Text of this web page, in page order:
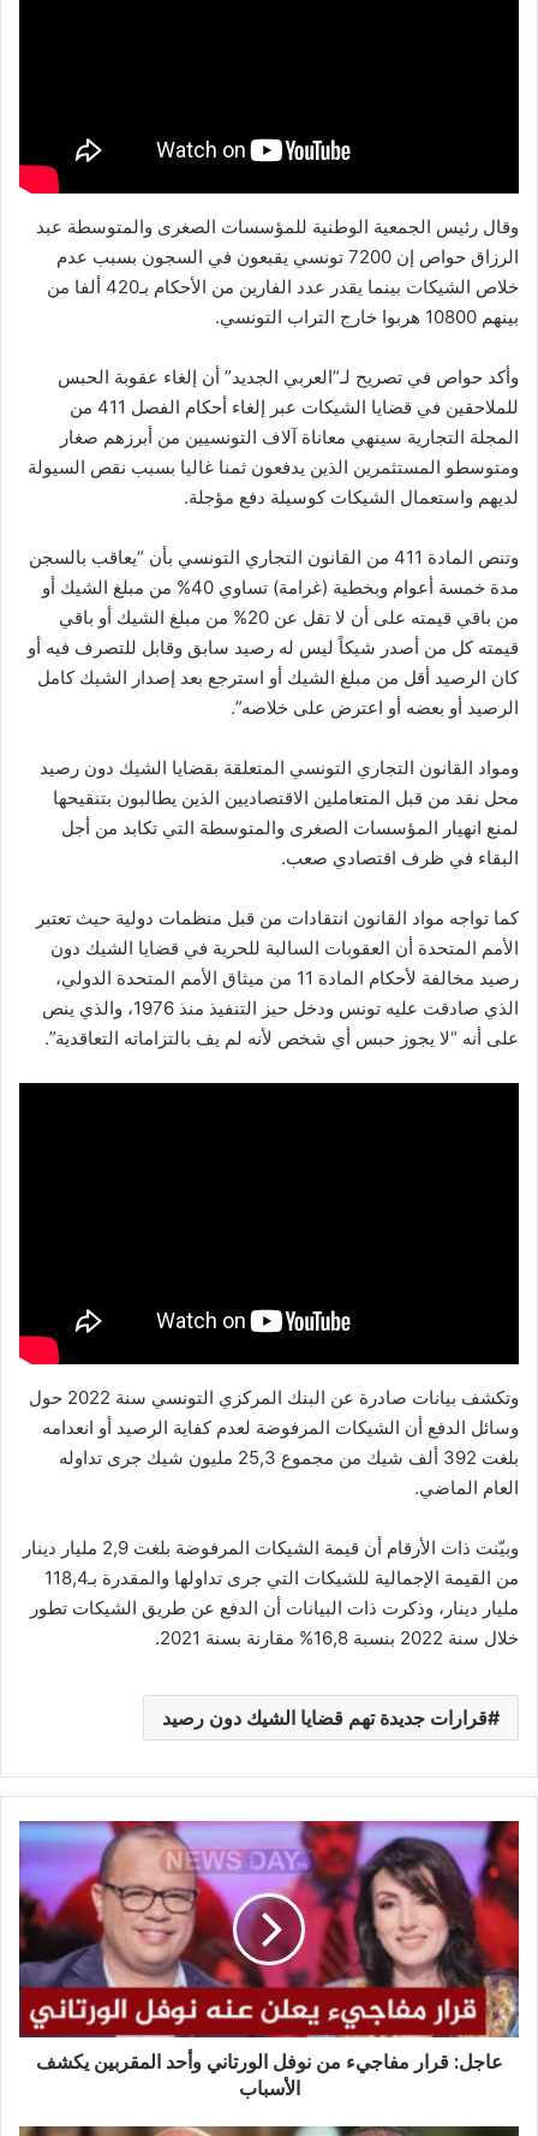
وقال رئيس الجمعية الوطنية للمؤسسات الصغرى والمتوسطة عبد
الرزاق حواص إن 7200 تونسي يقبعون في السجون بسبب عدم
خلاص الشيكات بينما يقدر عدد الفارين من الأحكام بـ420 ألفا من
بينهم 10800 هربوا خارج التراب التونسي.
وأكد حواص في تصريح لـ”العربي الجديد” أن إلغاء عقوبة الحبس
للملاحقين في قضايا الشيكات عبر إلغاء أحكام الفصل 411 من
المجلة التجارية سينهي معاناة آلاف التونسيين من أبرزهم صغار
ومتوسطو المستثمرين الذين يدفعون ثمنا غاليا بسبب نقص السيولة
لديهم واستعمال الشيكات كوسيلة دفع مؤجلة.
وتنص المادة 411 من القانون التجاري التونسي بأن “يعاقب بالسجن
مدة خمسة أعوام وبخطية (غرامة) تساوي 40% من مبلغ الشيك أو
من باقي قيمته على أن لا تقل عن 20% من مبلغ الشيك أو باقي
قيمته كل من أصدر شيكاً ليس له رصيد سابق وقابل للتصرف فيه أو
كان الرصيد أقل من مبلغ الشيك أو استرجع بعد إصدار الشيك كامل
الرصيد أو بعضه أو اعترض على خلاصه”.
ومواد القانون التجاري التونسي المتعلقة بقضايا الشيك دون رصيد
محل نقد من قبل المتعاملين الاقتصاديين الذين يطالبون بتنقيحها
لمنع انهيار المؤسسات الصغرى والمتوسطة التي تكابد من أجل
البقاء في ظرف اقتصادي صعب.
كما تواجه مواد القانون انتقادات من قبل منظمات دولية حيث تعتبر
الأمم المتحدة أن العقوبات السالبة للحرية في قضايا الشيك دون
رصيد مخالفة لأحكام المادة 11 من ميثاق الأمم المتحدة الدولي،
الذي صادقت عليه تونس ودخل حيز التنفيذ منذ 1976، والذي ينص
على أنه “لا يجوز حبس أي شخص لأنه لم يف بالتزاماته التعاقدية”.
وتكشف بيانات صادرة عن البنك المركزي التونسي سنة 2022 حول
وسائل الدفع أن الشيكات المرفوضة لعدم كفاية الرصيد أو انعدامه
بلغت 392 ألف شيك من مجموع 25,3 مليون شيك جرى تداوله
العام الماضي.
وبيّنت ذات الأرقام أن قيمة الشيكات المرفوضة بلغت 2,9 مليار دينار
من القيمة الإجمالية للشيكات التي جرى تداولها والمقدرة بـ118,4
مليار دينار، وذكرت ذات البيانات أن الدفع عن طريق الشيكات تطور
خلال سنة 2022 بنسبة 16,8% مقارنة بسنة 2021.
قرارات جديدة تهم قضايا الشيك دون رصيد
عاجل:
قرار
مفاجيء
من
الورتاني
وأحد
المقربين
يكشف
الأسباب
عاجل: قرار مفاجيء من نوفل الورتاني وأحد المقربين يكشف
الأسباب